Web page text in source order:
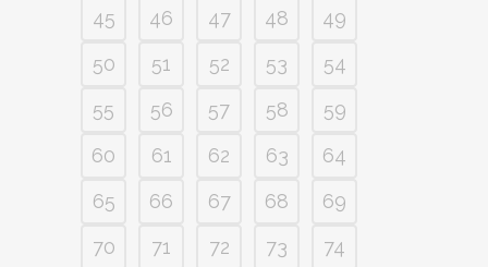
45
46 47 48
49
50
51 52 53
54
55
56 57 58
59
60
61 62 63
64
65
66 67 68
69
70
71 72 73
74